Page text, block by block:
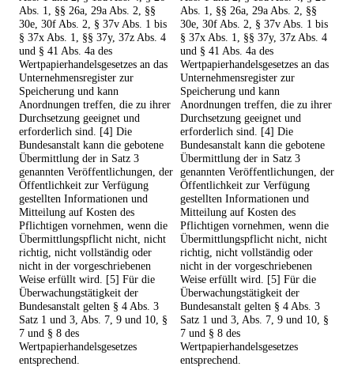
Abs. 1, §§ 26a, 29a Abs. 2, §§
30e, 30f Abs. 2, § 37v Abs. 1 bis
§ 37x Abs. 1, §§ 37y, 37z Abs. 4
und § 41 Abs. 4a des
Wertpapierhandelsgesetzes an das
Unternehmensregister zur
Speicherung und kann
Anordnungen treffen, die zu ihrer
Durchsetzung geeignet und
erforderlich sind. [4] Die
Bundesanstalt kann die gebotene
Übermittlung der in Satz 3
genannten Veröffentlichungen, der
Öffentlichkeit zur Verfügung
gestellten Informationen und
Mitteilung auf Kosten des
Pflichtigen vornehmen, wenn die
Übermittlungspflicht nicht, nicht
richtig, nicht vollständig oder
nicht in der vorgeschriebenen
Weise erfüllt wird. [5] Für die
Überwachungstätigkeit der
Bundesanstalt gelten § 4 Abs. 3
Satz 1 und 3, Abs. 7, 9 und 10, §
7 und § 8 des
Wertpapierhandelsgesetzes
entsprechend.
Abs. 1, §§ 26a, 29a Abs. 2, §§
30e, 30f Abs. 2, § 37v Abs. 1 bis
§ 37x Abs. 1, §§ 37y, 37z Abs. 4
und § 41 Abs. 4a des
Wertpapierhandelsgesetzes an das
Unternehmensregister zur
Speicherung und kann
Anordnungen treffen, die zu ihrer
Durchsetzung geeignet und
erforderlich sind. [4] Die
Bundesanstalt kann die gebotene
Übermittlung der in Satz 3
genannten Veröffentlichungen, der
Öffentlichkeit zur Verfügung
gestellten Informationen und
Mitteilung auf Kosten des
Pflichtigen vornehmen, wenn die
Übermittlungspflicht nicht, nicht
richtig, nicht vollständig oder
nicht in der vorgeschriebenen
Weise erfüllt wird. [5] Für die
Überwachungstätigkeit der
Bundesanstalt gelten § 4 Abs. 3
Satz 1 und 3, Abs. 7, 9 und 10, §
7 und § 8 des
Wertpapierhandelsgesetzes
entsprechend.